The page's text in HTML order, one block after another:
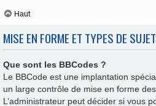
Haut
MISE EN FORME ET TYPES DE
Que sont les BBCodes ?
Le BBCode est une implantation
un large contrôle de mise en forme
L’administrateur peut décider si vous